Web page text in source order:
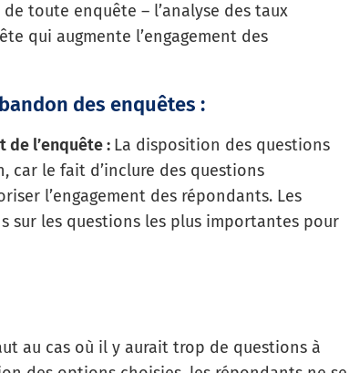
toute enquête – l’analyse des taux
qui augmente l’engagement des
des enquêtes :
l’enquête : La disposition des questions
car le fait d’inclure des questions
l’engagement des répondants. Les
sur les questions les plus importantes pour
au cas où il y aurait trop de questions à